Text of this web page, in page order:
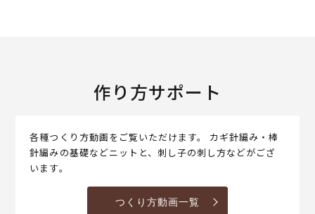
作り方サポート
各種つくり方動画をご覧いただけます。 カギ針編み・棒
針編みの基礎などニットと、刺し子の刺し方などがござ
います。
つくり方動画一覧